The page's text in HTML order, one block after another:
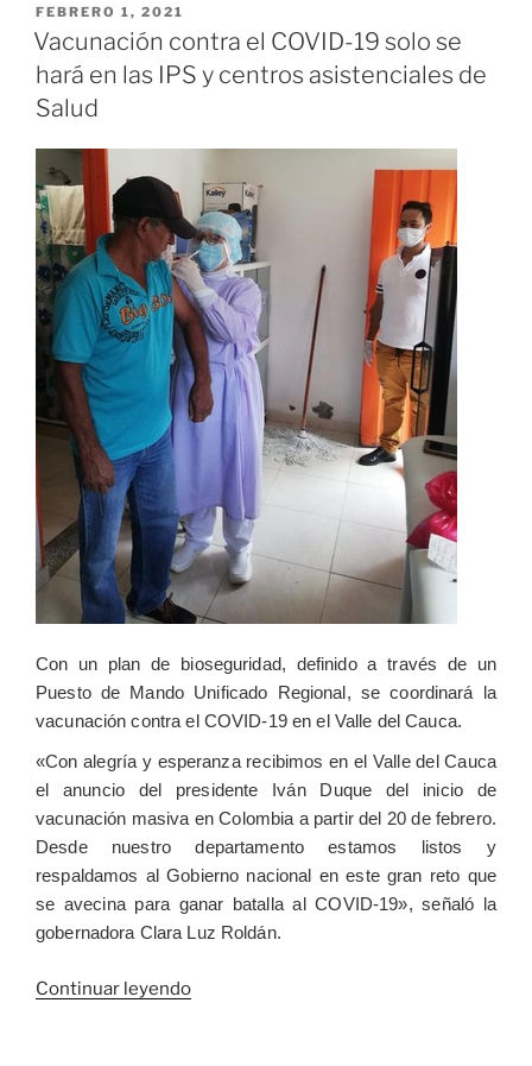
patinaje
de
velocidad,
cifras
hablan
por
sí
solas»
PUBLICADO
EL
FEBRERO 1, 2021
Vacunación contra el COVID-19 solo se
hará en las IPS y centros asistenciales de
Salud
Con un plan de bioseguridad, definido a través de un
Puesto de Mando Unificado Regional, se coordinará la
vacunación contra el COVID-19 en el Valle del Cauca.
«Con alegría y esperanza recibimos en el Valle del Cauca
el anuncio del presidente Iván Duque del inicio de
vacunación masiva en Colombia a partir del 20 de febrero.
Desde nuestro departamento estamos listos y
respaldamos al Gobierno nacional en este gran reto que
se avecina para ganar batalla al COVID-19», señaló la
gobernadora Clara Luz Roldán.
Continuar leyendo«Vacunación